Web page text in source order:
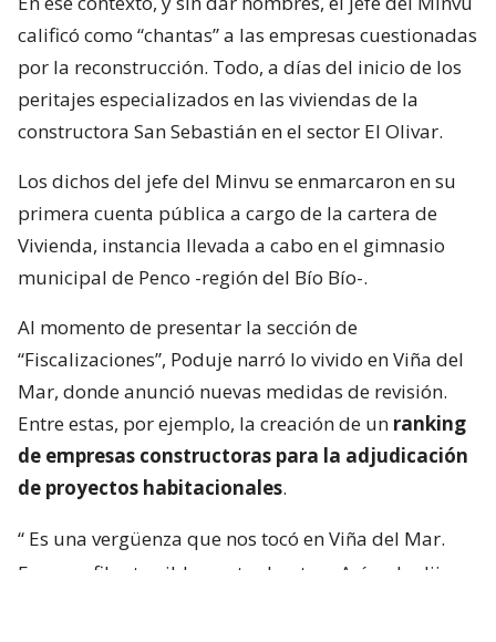
calificó como “chantas” a las empresas cuestionadas
por la reconstrucción. Todo, a días del inicio de los
peritajes especializados en las viviendas de la
constructora San Sebastián en el sector El Olivar.
Los dichos del jefe del Minvu se enmarcaron en su
primera cuenta pública a cargo de la cartera de
Vivienda, instancia llevada a cabo en el gimnasio
municipal de Penco -región del Bío Bío-.
Al momento de presentar la sección de
“Fiscalizaciones”, Poduje narró lo vivido en Viña del
Mar, donde anunció nuevas medidas de revisión.
Entre estas, por ejemplo, la creación de un ranking
de empresas constructoras para la adjudicación
de proyectos habitacionales.
“ Es una vergüenza que nos tocó en Viña del Mar.
Eran perfiles terriblemente chantas
. Así yo lo dije.